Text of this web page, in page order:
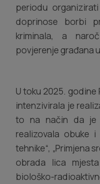
periodu
doprinose borbi
kriminala, a
povjerenje građana
U toku 2025. godine
intenzivirala je
to na način da je
realizovala obuke i
tehnike“, „Primjena
obrada lica
biološko-